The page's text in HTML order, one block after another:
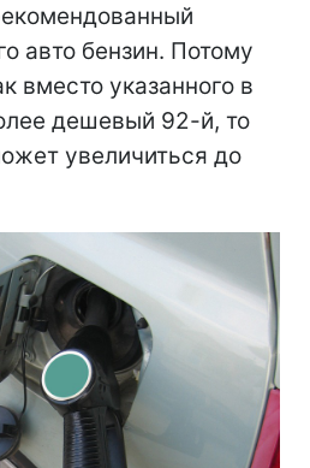
авто бензин. Потому
вместо указанного в
дешевый 92-й, то
увеличиться до